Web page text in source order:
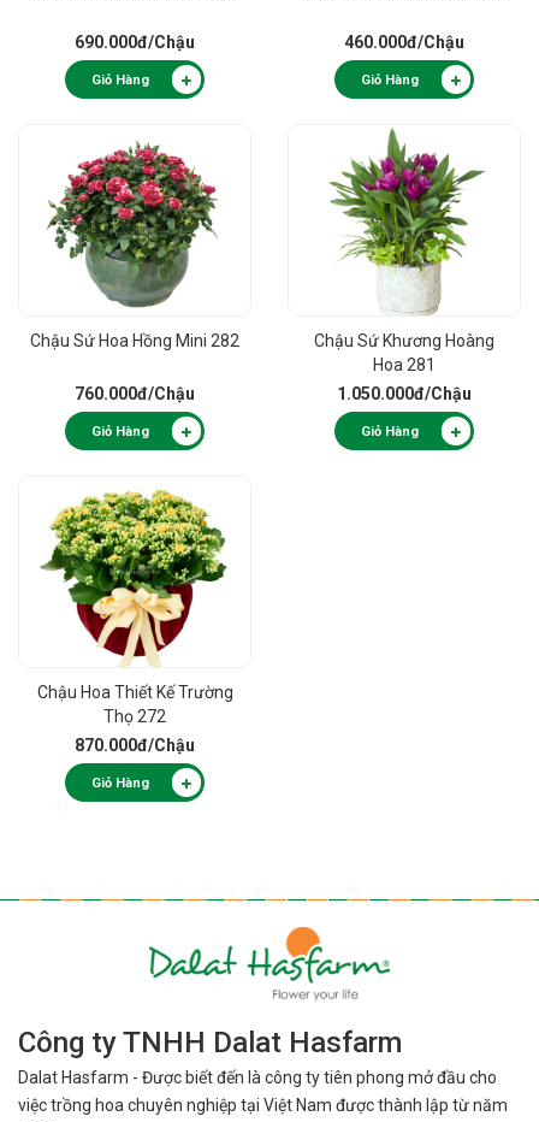
690.000đ/Chậu
Giỏ Hàng
460.000đ/Chậu
Giỏ Hàng
Chậu Sứ Hoa Hồng Mini 282
760.000đ/Chậu
Giỏ Hàng
Chậu Sứ Khương Hoàng
Hoa 281
1.050.000đ/Chậu
Giỏ Hàng
Chậu Hoa Thiết Kế Trường
Thọ 272
870.000đ/Chậu
Giỏ Hàng
Công ty TNHH Dalat Hasfarm
Dalat Hasfarm - Được biết đến là công ty tiên phong mở đầu cho
việctrồng hoa chuyên nghiệp tại Việt Nam được thành lập từ năm